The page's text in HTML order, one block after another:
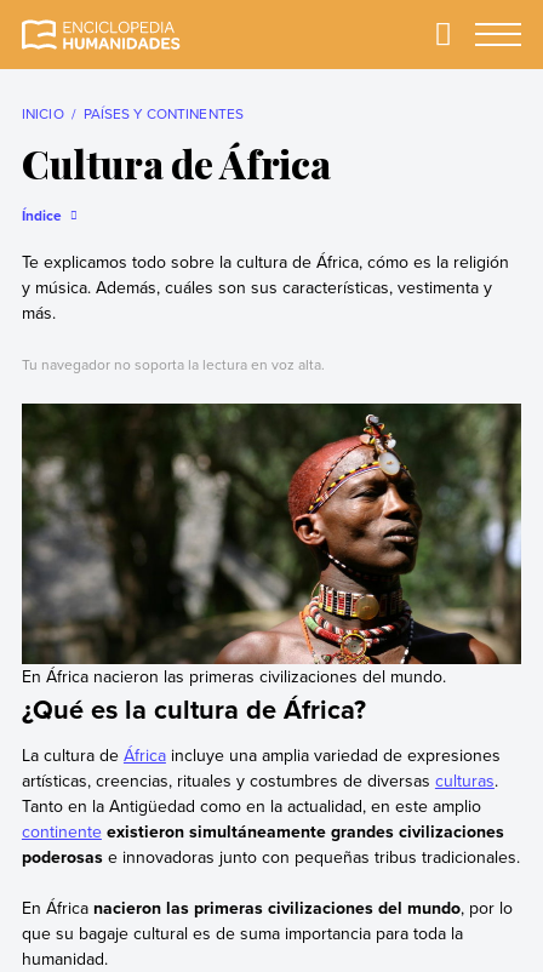
completa y más
Primary
INICIO PAÍSES Y CONTINENTES
Cultura de África
Índice
Te explicamos todo sobre la cultura de África, cómo es la religión
y música. Además, cuáles son sus características, vestimenta y
más.
Tu navegador no soporta la lectura en voz alta.
En África nacieron las primeras civilizaciones del mundo.
¿Qué es la cultura de África?
La cultura de Áfricaincluye una amplia variedad de expresiones
artísticas, creencias, rituales y costumbres de diversas culturas.
Tanto en la Antigüedad como en la actualidad, en este amplio
continenteexistieron simultáneamente grandes civilizaciones
poderosase innovadoras junto con pequeñas tribus tradicionales.
En África nacieron las primeras civilizaciones del mundo, por lo
que su bagaje cultural es de suma importancia para toda la
humanidad.